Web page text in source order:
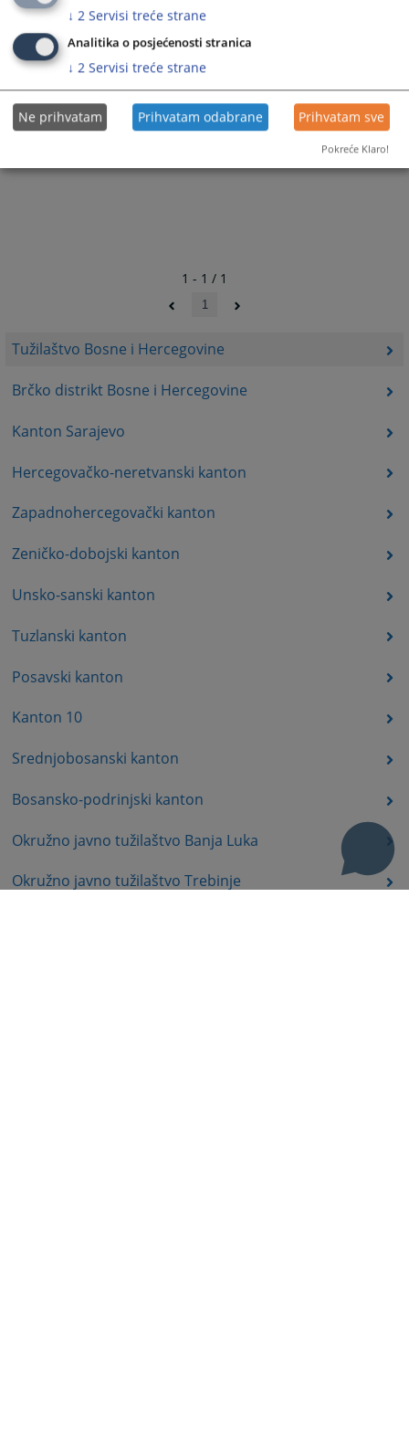
Tužilaštvo Bosne i Hercegovine
Brčko distrikt Bosne i Hercegovine
Kanton Sarajevo
Hercegovačko-neretvanski kanton
Zapadnohercegovački kanton
Zeničko-dobojski kanton
Unsko-sanski kanton
Tuzlanski kanton
Posavski kanton
Kanton 10
Srednjobosanski kanton
Bosansko-podrinjski kanton
Okružno javno tužilaštvo Banja Luka
Okružno javno tužilaštvo Trebinje
1 - 1 / 1
1
↓ 2 Servisi treće strane
Analitika o posjećenosti stranica
↓ 2 Servisi treće strane
Ne prihvatam Prihvatam odabrane Prihvatam sve
Pokreće Klaro!